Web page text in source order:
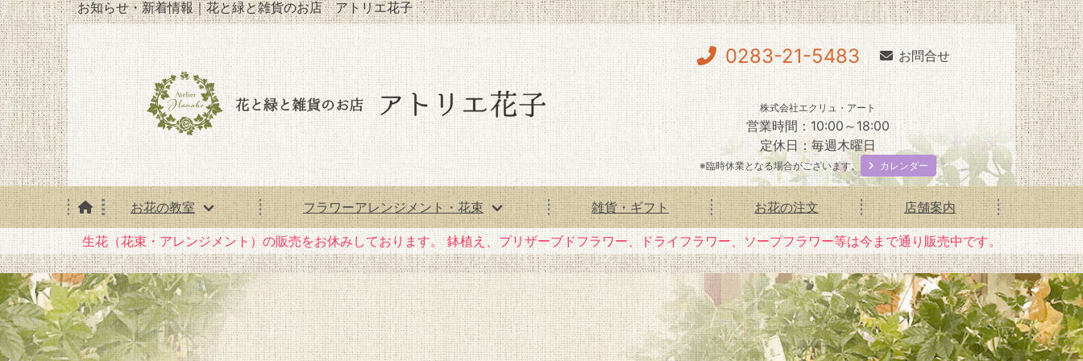
お知らせ・新着情報｜花と緑と雑貨のお店 アトリエ花子
0283-21-5483 お問合せ
株式会社エクリュ・アート
営業時間：10:00～18:00
定休日：毎週木曜日
※臨時休業となる場合がございます。 カレンダー
お花の教室 フラワーアレンジメント・花束 雑貨・ギフト お花の注文 店舗案内
生花（花束・アレンジメント）の販売をお休みしております。鉢植え、プリザーブドフラワー、ドライフラワー、ソープフラワー等は今まで通り販売中です。